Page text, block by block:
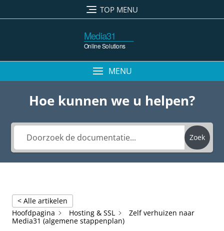
naar
TOP MENU
MENU
Hoe kunnen we u helpen?
Zoek
< Alle artikelen
Hoofdpagina
Hosting & SSL
Zelf verhuizen naar
Media31 (algemene stappenplan)